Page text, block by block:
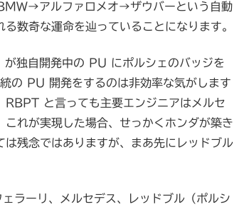
アルファロメオ→ザウバーという自動
数奇な運命を辿っていることになります。
独自開発中の PU にポルシェのバッジを
の PU 開発をするのは非効率な気がします
RBPT と言っても主要エンジニアはメルセ
れが実現した場合、せっかくホンダが築き
は残念ではありますが、まあ先にレッドブル
ラーリ、メルセデス、レッドブル（ポルシ